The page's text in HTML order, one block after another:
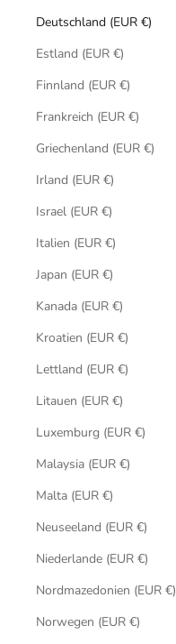
Deutschland (EUR €)
Estland (EUR €)
Finnland (EUR €)
Frankreich (EUR €)
Griechenland (EUR €)
Irland (EUR €)
Israel (EUR €)
Italien (EUR €)
Japan (EUR €)
Kanada (EUR €)
Kroatien (EUR €)
Lettland (EUR €)
Litauen (EUR €)
Luxemburg (EUR €)
Malaysia (EUR €)
Malta (EUR €)
Neuseeland (EUR €)
Niederlande (EUR €)
Nordmazedonien (EUR €)
Norwegen (EUR €)